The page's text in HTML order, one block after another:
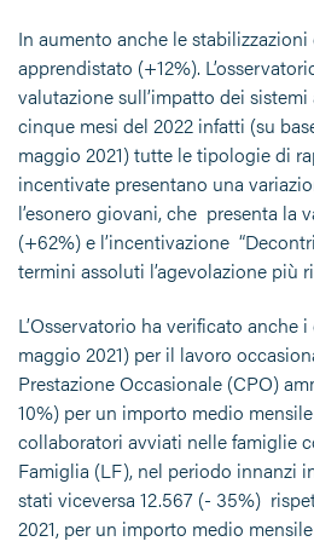
In aumento anche le
apprendistato (+12%).
valutazione sull’impatto dei
cinque mesi del 2022 infatti (su
maggio 2021) tutte le tipologie di
incentivate presentano una
l’esonero giovani, che presenta la
(+62%) e l’incentivazione
termini assoluti l’agevolazione più
L’Osservatorio ha verificato anche
maggio 2021) per il lavoro
Prestazione Occasionale (CPO)
10%) per un importo medio
collaboratori avviati nelle famiglie
Famiglia (LF), nel periodo innanzi
stati viceversa 12.567 (- 35%)
2021, per un importo medio